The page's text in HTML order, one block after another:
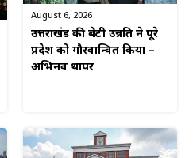
August 6, 2026
उत्तराखंड की बेटी उन्नति ने पूरे
प्रदेश को गौरवान्वित किया –
अभिनव थापर